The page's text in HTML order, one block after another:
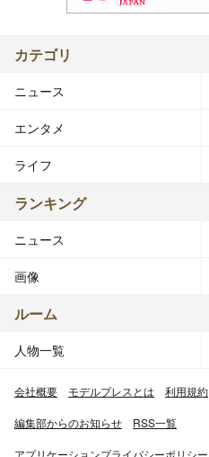
カテゴリ
ニュース
エンタメ
ライフ
ランキング
ニュース
画像
ルーム
人物一覧
会社概要 モデルプレスとは 利用規約
編集部からのお知らせ RSS一覧
アプリケーションプライバシーポリシー